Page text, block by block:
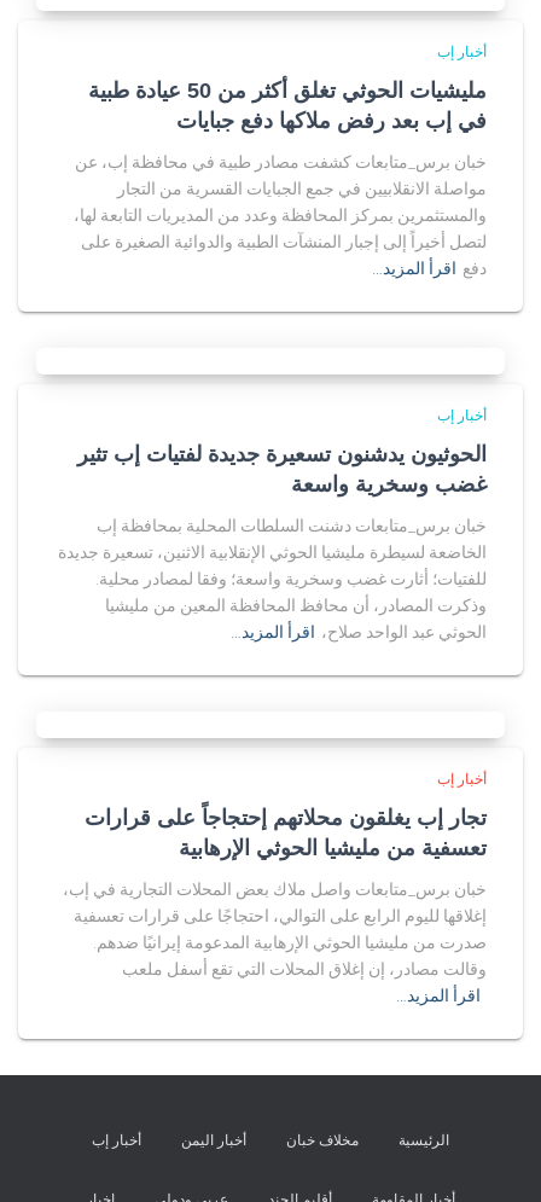
أخبار إب
مليشيات الحوثي تغلق أكثر من 50 عيادة طبية
في إب بعد رفض ملاكها دفع جبايات
خبان برس_متابعات كشفت مصادر طبية في محافظة إب، عن
مواصلة الانقلابيين في جمع الجبايات القسرية من التجار
والمستثمرين بمركز المحافظة وعدد من المديريات التابعة لها،
لتصل أخيراً إلى إجبار المنشآت الطبية والدوائية الصغيرة على
دفع اقرأ المزيد…
أخبار إب
الحوثيون يدشنون تسعيرة جديدة لفتيات إب تثير
غضب وسخرية واسعة
خبان برس_متابعات دشنت السلطات المحلية بمحافظة إب
الخاضعة لسيطرة مليشيا الحوثي الإنقلابية الاثنين، تسعيرة جديدة
للفتيات؛ أثارت غضب وسخرية واسعة؛ وفقا لمصادر محلية.
وذكرت المصادر، أن محافظ المحافظة المعين من مليشيا
الحوثي عبد الواحد صلاح، اقرأ المزيد…
أخبار إب
تجار إب يغلقون محلاتهم إحتجاجاً على قرارات
تعسفية من مليشيا الحوثي الإرهابية
خبان برس_متابعات واصل ملاك بعض المحلات التجارية في إب،
إغلاقها لليوم الرابع على التوالي، احتجاجًا على قرارات تعسفية
صدرت من مليشيا الحوثي الإرهابية المدعومة إيرانيًا ضدهم.
وقالت مصادر، إن إغلاق المحلات التي تقع أسفل ملعب
اقرأ المزيد…
الرئيسية مخلاف خبان أخبار اليمن أخبار إب